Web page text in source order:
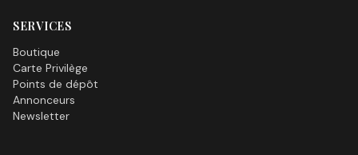
SERVICES
Boutique
Carte Privilège
Points de dépôt
Annonceurs
Newsletter